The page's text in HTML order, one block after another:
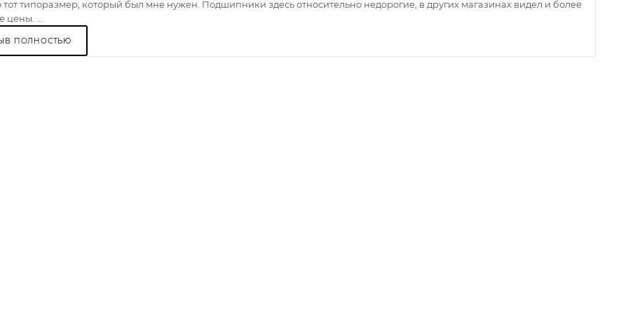
типоразмер, который был мне нужен. Подшипники здесь относительно недорогие, в других магазинах видел и более
цены. ...
ПОЛНОСТЬЮ